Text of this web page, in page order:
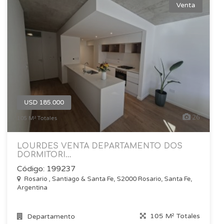
Venta
USD 185.000
105 M² Totales 26
LOURDES VENTA DEPARTAMENTO DOS
DORMITORI...
Código: 199237
Rosario , Santiago & Santa Fe, S2000 Rosario, Santa Fe,
Argentina
Departamento 105 M² Totales